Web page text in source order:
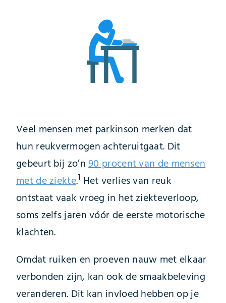
Veel mensen met parkinson merken dat
hun reukvermogen achteruitgaat. Dit
gebeurt bij zo’n90 procent van de mensen
met de ziekte.1 Het verlies van reuk
ontstaat vaak vroeg in het ziekteverloop,
soms zelfs jaren vóór de eerste motorische
klachten.
Omdat ruiken en proeven nauw met elkaar
verbonden zijn, kan ook de smaakbeleving
veranderen. Dit kan invloed hebben op je